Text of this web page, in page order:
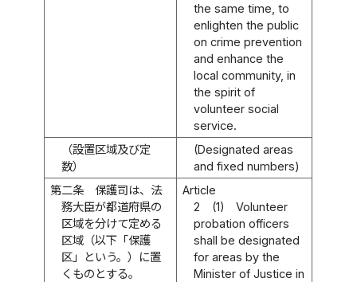
the same time, to
enlighten the public
on crime prevention
and enhance the
local community, in
the spirit of
volunteer social
service.
（設置区域及び定
数）
(Designated areas
and fixed numbers)
第二条
保護司は、法
務大臣が都道府県の
区域を分けて定める
区域（以下「保護
区」という。）に置
くものとする。
Article
2
(1)
Volunteer
probation officers
shall be designated
for areas by the
Minister of Justice in